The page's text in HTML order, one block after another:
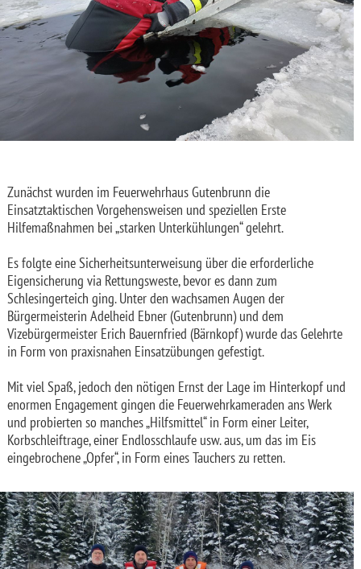
Zunächst wurden im Feuerwehrhaus Gutenbrunn die
Einsatztaktischen Vorgehensweisen und speziellen Erste
Hilfemaßnahmen bei „starken Unterkühlungen“ gelehrt.
Es folgte eine Sicherheitsunterweisung über die erforderliche
Eigensicherung via Rettungsweste, bevor es dann zum
Schlesingerteich ging. Unter den wachsamen Augen der
Bürgermeisterin Adelheid Ebner (Gutenbrunn) und dem
Vizebürgermeister Erich Bauernfried (Bärnkopf) wurde das Gelehrte
in Form von praxisnahen Einsatzübungen gefestigt.
Mit viel Spaß, jedoch den nötigen Ernst der Lage im Hinterkopf und
enormen Engagement gingen die Feuerwehrkameraden ans Werk
und probierten so manches „Hilfsmittel“ in Form einer Leiter,
Korbschleiftrage, einer Endlosschlaufe usw. aus, um das im Eis
eingebrochene „Opfer“, in Form eines Tauchers zu retten.